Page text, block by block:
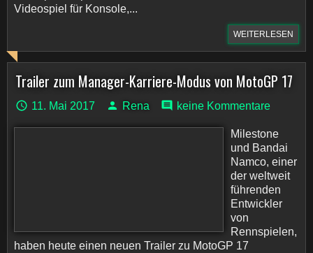
Videospiel für Konsole,...
WEITERLESEN
Trailer zum Manager-Karriere-Modus von MotoGP 17
11. Mai 2017 Rena keine Kommentare
Milestone
und Bandai
Namco, einer
der weltweit
führenden
Entwickler
von
Rennspielen,
haben heute einen neuen Trailer zu MotoGP 17